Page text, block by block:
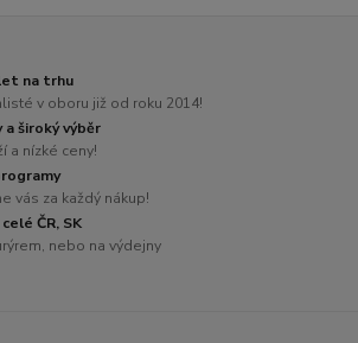
na trhu
v oboru již od roku 2014!
a široký výběr
a nízké ceny!
vás za každý nákup!
ČR, SK
nebo na výdejny